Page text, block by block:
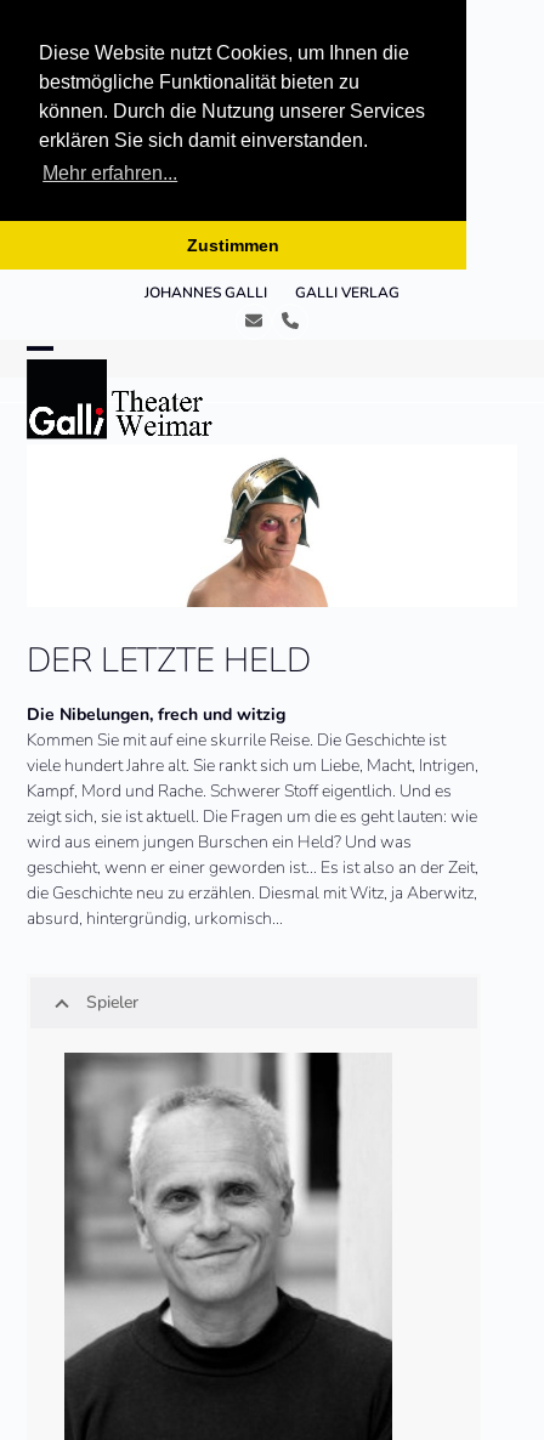
Diese Website nutzt Cookies, um Ihnen die
bestmögliche Funktionalität bieten zu
können. Durch die Nutzung unserer Services
erklären Sie sich damit einverstanden.
Mehr erfahren...
Zustimmen
JOHANNES GALLI GALLI VERLAG
E- Telefon
mobile
mobile
DER LETZTE HELD
Die Nibelungen,‎ frech und witzig
Kommen Sie mit auf eine skurrile Reise. Die Geschichte ist
viele hundert Jahre alt. Sie rankt sich um Liebe, Macht, Intrigen,
Kampf, Mord und Rache. Schwerer Stoff eigentlich. Und es
zeigt sich, sie ist aktuell. Die Fragen um die es geht lauten: wie
wird aus einem jungen Burschen ein Held? Und was
geschieht, wenn er einer geworden ist… Es ist also an der Zeit,
die Geschichte neu zu erzählen. Diesmal mit Witz, ja Aberwitz,
absurd, hintergründig, urkomisch…
Spieler